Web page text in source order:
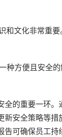
和文化非常重
种方便且安全
的重要一环
新安全策略等
可确保员工持